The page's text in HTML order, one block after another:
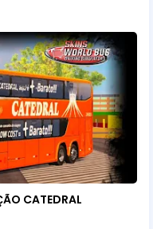
CATEDRAL